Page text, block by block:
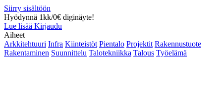
Siirry sisältöön
Hyödynnä 1kk/0€ diginäyte!
Lue lisää Kirjaudu
Aiheet
Arkkitehtuuri Infra Kiinteistöt Pientalo Projektit Rakennustuote
Rakentaminen Suunnittelu Talotekniikka Talous Työelämä